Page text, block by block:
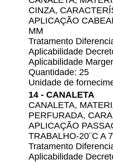
CINZA,
APLICAÇÃO
MM
Tratamento
Aplicabilidade
Aplicabilidade
Quantidade: 25
Unidade de
14 - CANALETA
CANALETA,
PERFURADA,
APLICAÇÃO
TRABALHO-20¨C A
Tratamento
Aplicabilidade